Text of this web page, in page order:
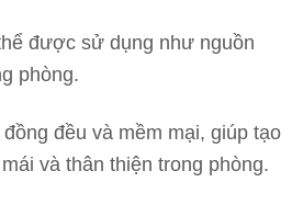
được sử dụng như nguồn
phòng.
đều và mềm mại, giúp tạo
và thân thiện trong phòng.